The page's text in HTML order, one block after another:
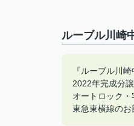
ルーブル川崎
『ルーブル川
2022年完成分
オートロック
東急東横線のお